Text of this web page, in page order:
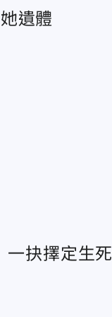
遺體
抉擇定生死